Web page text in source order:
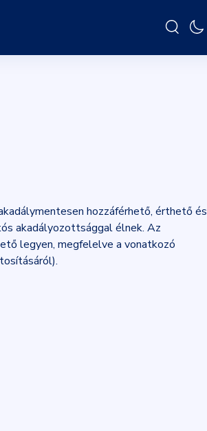
hozzáférhető, érthető és
akadályozottsággal élnek. Az
legyen, megfelelve a vonatkozó